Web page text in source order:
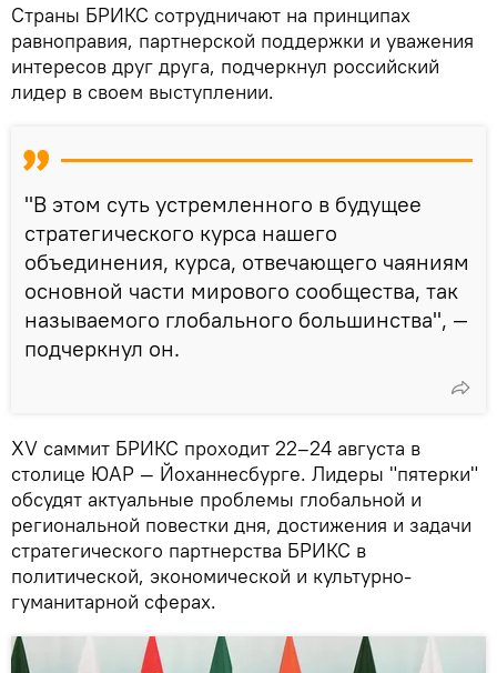
Страны БРИКС сотрудничают на принципах
равноправия, партнерской поддержки и уважения
интересов друг друга, подчеркнул российский
лидер в своем выступлении.
"В этом суть устремленного в будущее
стратегического курса нашего
объединения, курса, отвечающего чаяниям
основной части мирового сообщества, так
называемого глобального большинства", —
подчеркнул он.
XV саммит БРИКС проходит 22–24 августа в
столице ЮАР — Йоханнесбурге. Лидеры "пятерки"
обсудят актуальные проблемы глобальной и
региональной повестки дня, достижения и задачи
стратегического партнерства БРИКС в
политической, экономической и культурно-
гуманитарной сферах.